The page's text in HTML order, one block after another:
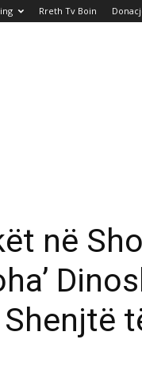
Rreth Tv Boin
në